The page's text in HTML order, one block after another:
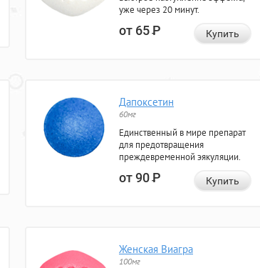
уже через 20 минут.
от 65Р Купить
Дапоксетин
60мг
Единственный в мире препарат
для предотвращения
преждевременной эякуляции.
от 90Р Купить
Женская Виагра
100мг